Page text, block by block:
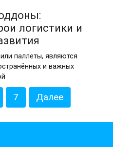
логистики и
паллеты, являются
и важных
7 Далее